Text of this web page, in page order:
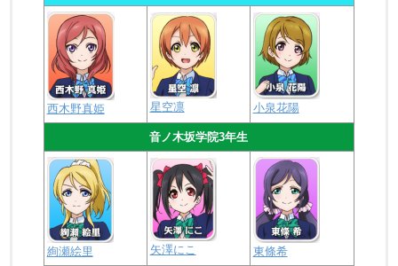
西木野真姫 星空凛 小泉花陽
音ノ木坂学院3年生
絢瀬絵里 矢澤にこ 東條希